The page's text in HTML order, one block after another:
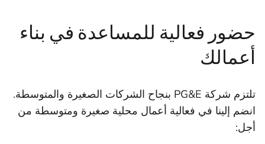
حضور فعالية للمساعدة في بناء
أعمالك
تلتزم شركة PG&E بنجاح الشركات الصغيرة والمتوسطة.
انضم إلينا في فعالية أعمال محلية صغيرة ومتوسطة من
أجل: